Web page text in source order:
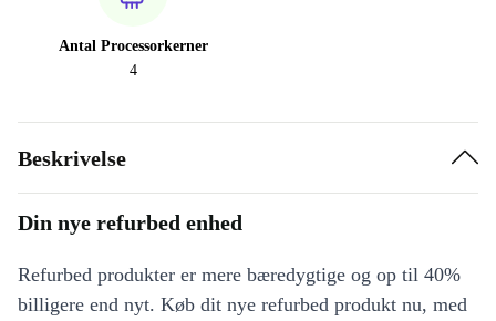
Antal Processorkerner
4
Beskrivelse
Din nye refurbed enhed
Refurbed produkter er mere bæredygtige og op til 40%
billigere end nyt. Køb dit nye refurbed produkt nu, med